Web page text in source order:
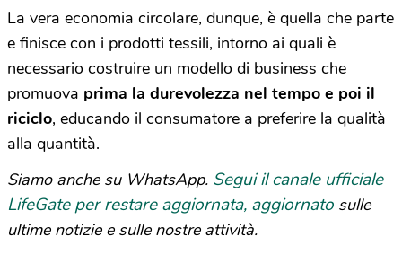
La vera economia circolare, dunque, è quella che parte
e finisce con i prodotti tessili, intorno ai quali è
necessario costruire un modello di business che
promuova prima la durevolezza nel tempo e poi il
riciclo, educando il consumatore a preferire la qualità
alla quantità.
Siamo anche su WhatsApp. Segui il canale ufficiale
LifeGate per restare aggiornata, aggiornato sulle
ultime notizie e sulle nostre attività.